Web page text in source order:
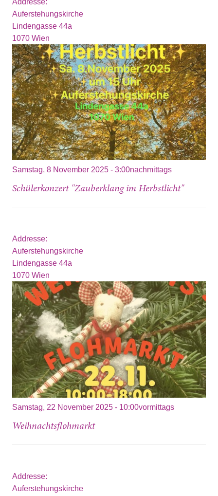
Auferstehungskirche
Lindengasse 44a
1070 Wien
Samstag, 8 November 2025 - 3:00nachmittags
Schülerkonzert "Zauberklang im Herbstlicht"
Addresse:
Auferstehungskirche
Lindengasse 44a
1070 Wien
Samstag, 22 November 2025 - 10:00vormittags
Weihnachtsflohmarkt
Addresse:
Auferstehungskirche